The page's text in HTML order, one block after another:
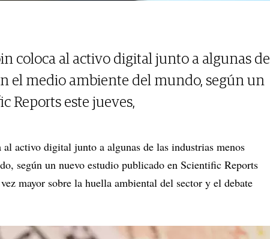
coloca al activo digital junto a algunas de
el medio ambiente del mundo, según un
Reports este jueves,
activo digital junto a algunas de las industrias menos
según un nuevo estudio publicado en Scientific Reports
mayor sobre la huella ambiental del sector y el debate